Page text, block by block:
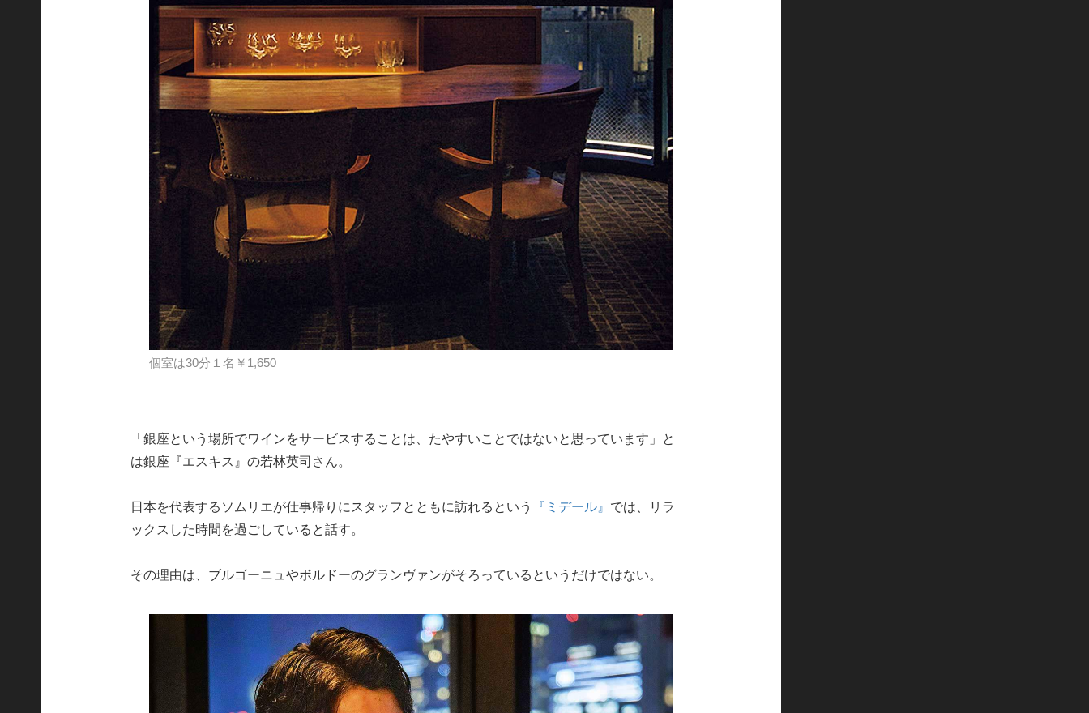
個室は30分１名￥1,650
「銀座という場所でワインをサービスすることは、たやすいことではないと思っています」と
は銀座『エスキス』の若林英司さん。
日本を代表するソムリエが仕事帰りにスタッフとともに訪れるという 『ミデール』 では、リラ
ックスした時間を過ごしていると話す。
その理由は、ブルゴーニュやボルドーのグランヴァンがそろっているというだけではない。